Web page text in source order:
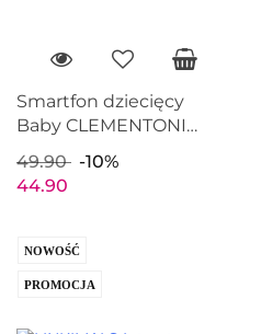
Smartfon dziecięcy
Baby CLEMENTONI
49.90
-10%
44.90
NOWOŚĆ
PROMOCJA